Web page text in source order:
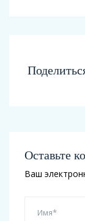
Оставьте
Ваш